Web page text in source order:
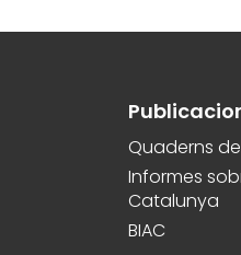
Quaderns
Informes
Catalunya
BIAC